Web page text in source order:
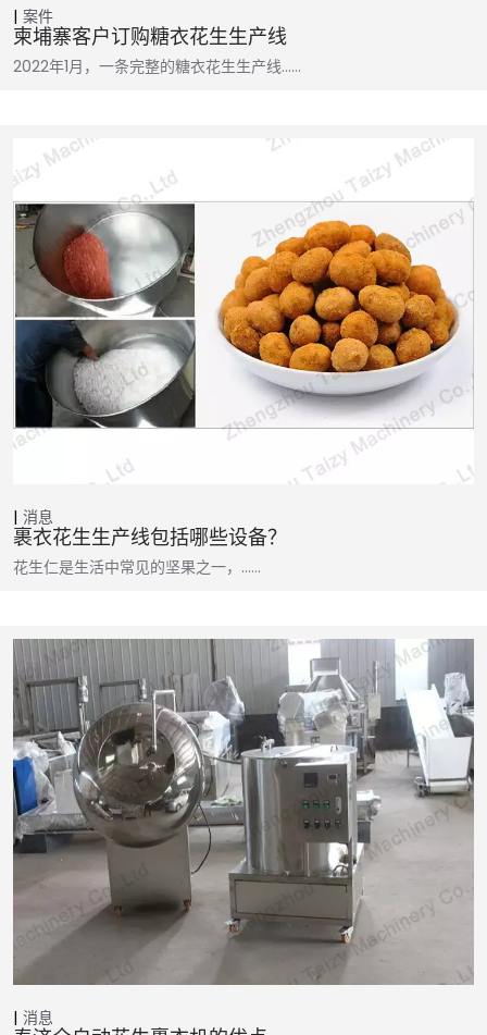
案件
柬埔寨客户订购糖衣花生生产线
2022年1月，一条完整的糖衣花生生产线……
消息
裹衣花生生产线包括哪些设备？
花生仁是生活中常见的坚果之一，……
消息